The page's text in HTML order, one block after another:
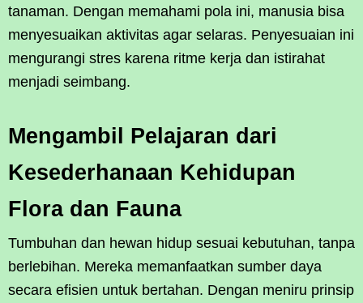
tanaman. Dengan memahami pola ini, manusia bisa
menyesuaikan aktivitas agar selaras. Penyesuaian ini
mengurangi stres karena ritme kerja dan istirahat
menjadi seimbang.
Mengambil Pelajaran dari
Kesederhanaan Kehidupan
Flora dan Fauna
Tumbuhan dan hewan hidup sesuai kebutuhan, tanpa
berlebihan. Mereka memanfaatkan sumber daya
secara efisien untuk bertahan. Dengan meniru prinsip